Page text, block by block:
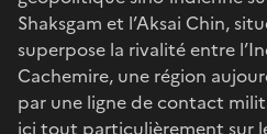
Shaksgam et l’Aksai Chin,
superpose la rivalité entre
Cachemire, une région
par une ligne de contact
ici tout particulièrement sur